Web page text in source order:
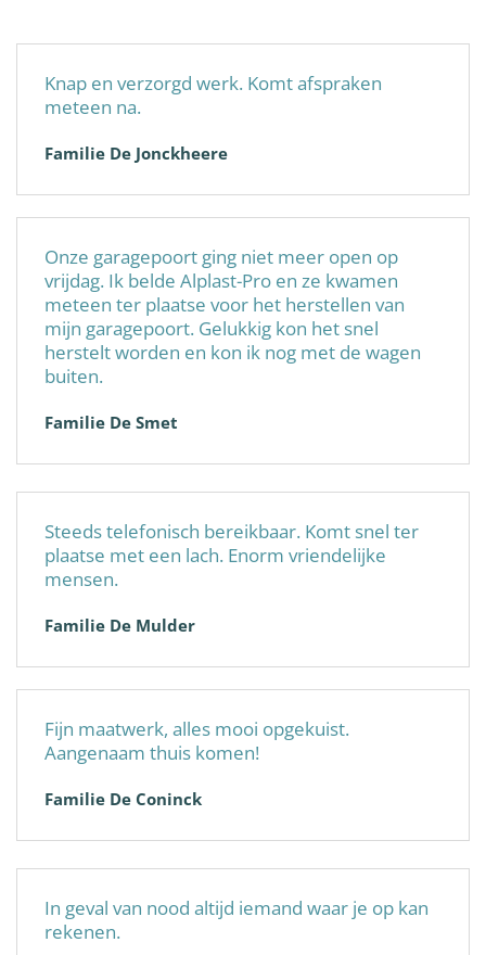
Knap en verzorgd werk. Komt afspraken
meteen na.
Familie De Jonckheere
Onze garagepoort ging niet meer open op
vrijdag. Ik belde Alplast-Pro en ze kwamen
meteen ter plaatse voor het herstellen van
mijn garagepoort. Gelukkig kon het snel
herstelt worden en kon ik nog met de wagen
buiten.
Familie De Smet
Steeds telefonisch bereikbaar. Komt snel ter
plaatse met een lach. Enorm vriendelijke
mensen.
Familie De Mulder
Fijn maatwerk, alles mooi opgekuist.
Aangenaam thuis komen!
Familie De Coninck
In geval van nood altijd iemand waar je op kan
rekenen.